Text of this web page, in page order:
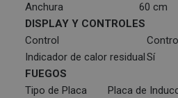
Anchura
60 cm
DISPLAY Y CONTROLES
Control
Indicador de calor residualSí
FUEGOS
Tipo de Placa
Placa de